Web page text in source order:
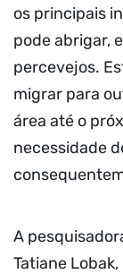
os principais
pode abrigar,
percevejos.
migrar para
área até o
necessidade
A
Tatiane